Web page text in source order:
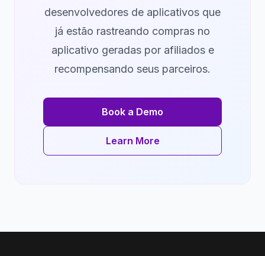
desenvolvedores de aplicativos que
já estão rastreando compras no
aplicativo geradas por afiliados e
recompensando seus parceiros.
Book a Demo
Learn More